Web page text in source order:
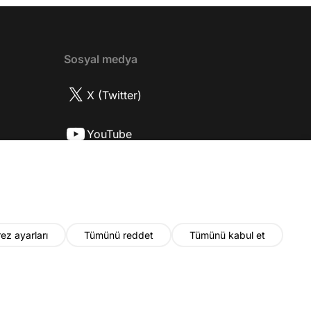
17:52 İlhan Şen, ayakkabı eleştirisinden
Biran Damla Yılmaz nereli, nasıl bir
30:18 Mert Doğan'ın oyunculuk
başladı? 35:47 Aziz Yıldırım
olduğu için mühendisliği seçtiği doğru
yıl neler olacak? 48:19 Gelecekte başka
Sosyal medya
X (Twitter)
YouTube
ayarları Tümünü reddet Tümünü kabul et